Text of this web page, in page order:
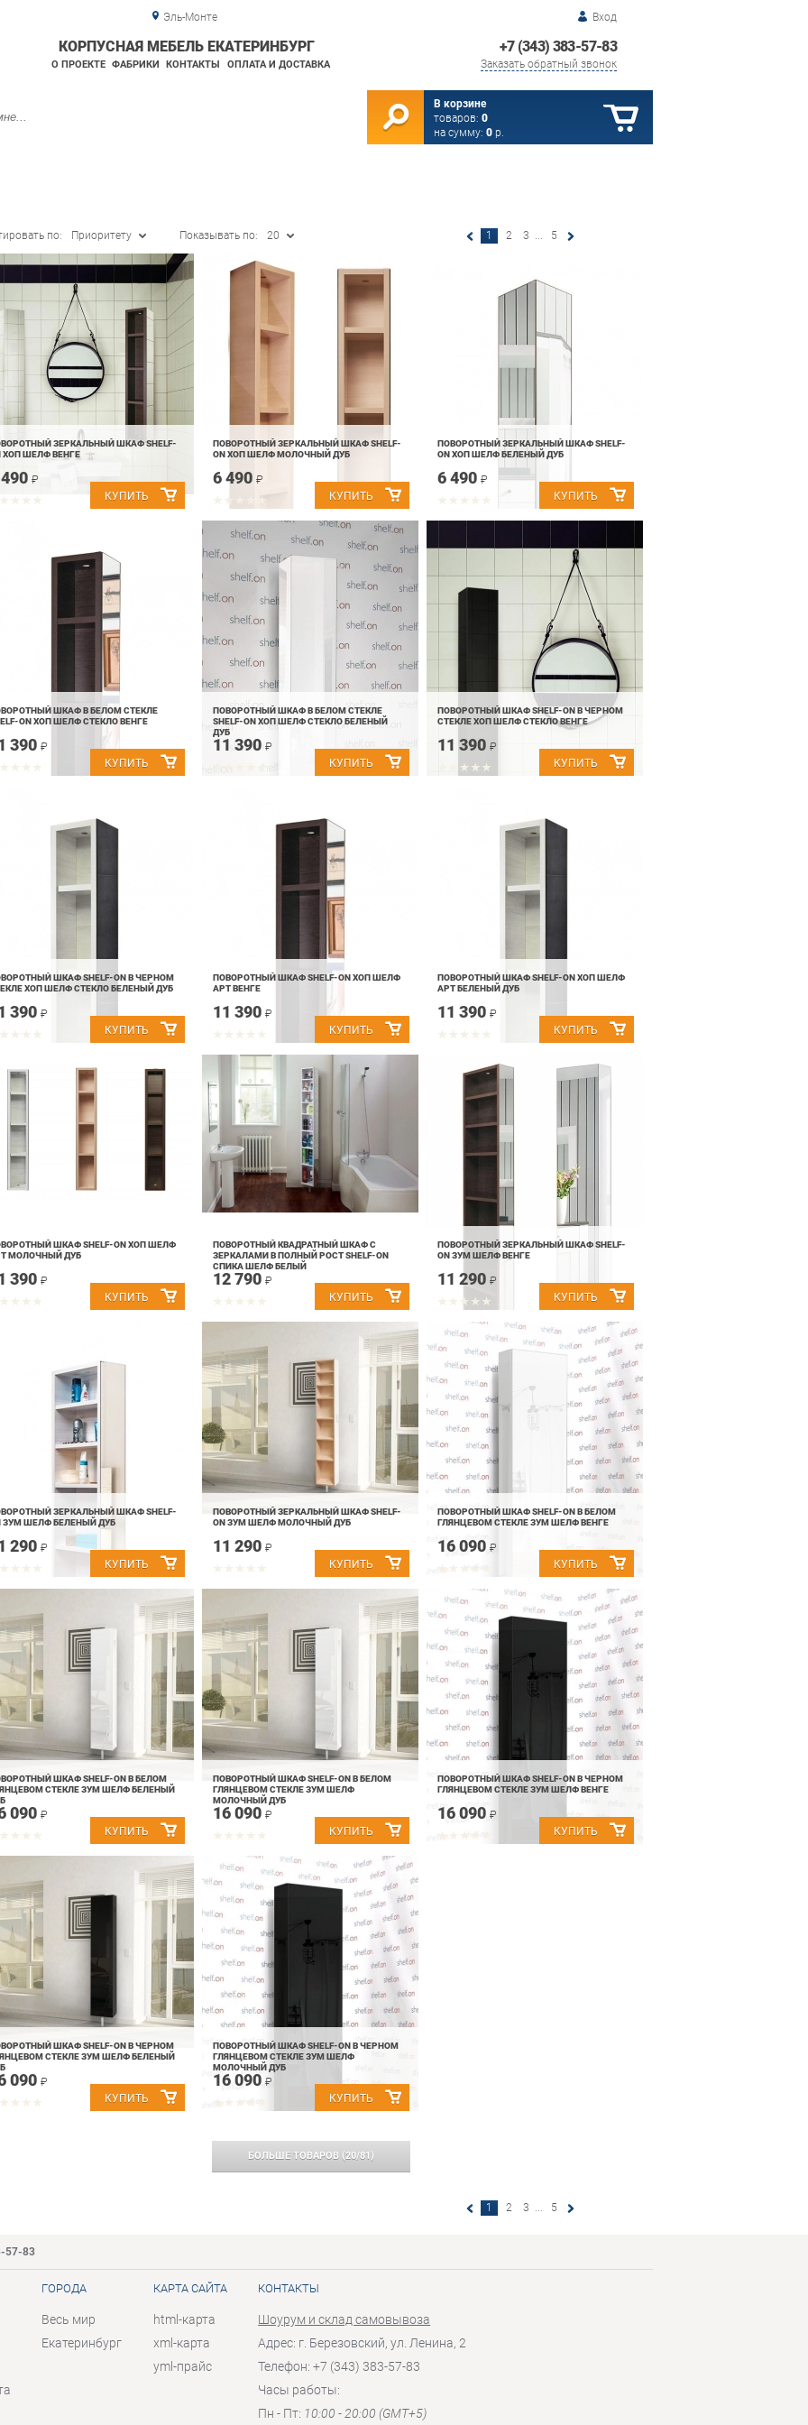
Эль-Монте Вход
+7 (343) 383-57-83
Заказать обратный звонок
КОРПУСНАЯ МЕБЕЛЬ ЕКАТЕРИНБУРГ
О ПРОЕКТЕ ФАБРИКИ КОНТАКТЫ ОПЛАТА И ДОСТАВКА
В корзине
товаров: 0
на сумму: 0 р.
по: Приоритету Показывать по: 20 1 2 3 ... 5
ЗЕРКАЛЬНЫЙ ШКАФ SHELF-
ХОП ШЕЛФ ВЕНГЕ
₽
ПОВОРОТНЫЙ ЗЕРКАЛЬНЫЙ ШКАФ SHELF-
ON ХОП ШЕЛФ МОЛОЧНЫЙ ДУБ
6 490 ₽
ПОВОРОТНЫЙ ЗЕРКАЛЬНЫЙ ШКАФ SHELF-
ON ХОП ШЕЛФ БЕЛЕНЫЙ ДУБ
6 490 ₽
ШКАФ В БЕЛОМ СТЕКЛЕ
ON ХОП ШЕЛФ СТЕКЛО ВЕНГЕ
390 ₽
ПОВОРОТНЫЙ ШКАФ В БЕЛОМ СТЕКЛЕ
SHELF-ON ХОП ШЕЛФ СТЕКЛО БЕЛЕНЫЙ
ДУБ
11 390 ₽
ПОВОРОТНЫЙ ШКАФ SHELF-ON В ЧЕРНОМ
СТЕКЛЕ ХОП ШЕЛФ СТЕКЛО ВЕНГЕ
11 390 ₽
ШКАФ SHELF-ON В ЧЕРНОМ
ХОП ШЕЛФ СТЕКЛО БЕЛЕНЫЙ ДУБ
390 ₽
ПОВОРОТНЫЙ ШКАФ SHELF-ON ХОП ШЕЛФ
АРТ ВЕНГЕ
11 390 ₽
ПОВОРОТНЫЙ ШКАФ SHELF-ON ХОП ШЕЛФ
АРТ БЕЛЕНЫЙ ДУБ
11 390 ₽
ШКАФ SHELF-ON ХОП ШЕЛФ
МОЛОЧНЫЙ ДУБ
390 ₽
ПОВОРОТНЫЙ КВАДРАТНЫЙ ШКАФ С
ЗЕРКАЛАМИ В ПОЛНЫЙ РОСТ SHELF-ON
СПИКА ШЕЛФ БЕЛЫЙ
12 790 ₽
ПОВОРОТНЫЙ ЗЕРКАЛЬНЫЙ ШКАФ SHELF-
ON ЗУМ ШЕЛФ ВЕНГЕ
11 290 ₽
ЗЕРКАЛЬНЫЙ ШКАФ SHELF-
ЗУМ ШЕЛФ БЕЛЕНЫЙ ДУБ
290 ₽
ПОВОРОТНЫЙ ЗЕРКАЛЬНЫЙ ШКАФ SHELF-
ON ЗУМ ШЕЛФ МОЛОЧНЫЙ ДУБ
11 290 ₽
ПОВОРОТНЫЙ ШКАФ SHELF-ON В БЕЛОМ
ГЛЯНЦЕВОМ СТЕКЛЕ ЗУМ ШЕЛФ ВЕНГЕ
16 090 ₽
ШКАФ SHELF-ON В БЕЛОМ
СТЕКЛЕ ЗУМ ШЕЛФ БЕЛЕНЫЙ
090 ₽
ПОВОРОТНЫЙ ШКАФ SHELF-ON В БЕЛОМ
ГЛЯНЦЕВОМ СТЕКЛЕ ЗУМ ШЕЛФ
МОЛОЧНЫЙ ДУБ
16 090 ₽
ПОВОРОТНЫЙ ШКАФ SHELF-ON В ЧЕРНОМ
ГЛЯНЦЕВОМ СТЕКЛЕ ЗУМ ШЕЛФ ВЕНГЕ
16 090 ₽
ШКАФ SHELF-ON В ЧЕРНОМ
СТЕКЛЕ ЗУМ ШЕЛФ БЕЛЕНЫЙ
090 ₽
ПОВОРОТНЫЙ ШКАФ SHELF-ON В ЧЕРНОМ
ГЛЯНЦЕВОМ СТЕКЛЕ ЗУМ ШЕЛФ
МОЛОЧНЫЙ ДУБ
16 090 ₽
БОЛЬШЕ ТОВАРОВ(20/81 )
1 2 3 ... 5
57-83
ГОРОДА
Весь мир
Екатеринбург
КАРТА САЙТА
html-карта
xml-карта
yml-прайс
КОНТАКТЫ
Шоурум и склад самовывоза
Адрес: г. Березовский, ул. Ленина, 2
Телефон: +7 (343) 383-57-83
Часы работы:
Пн - Пт: 10:00 - 20:00 (GMT+5)